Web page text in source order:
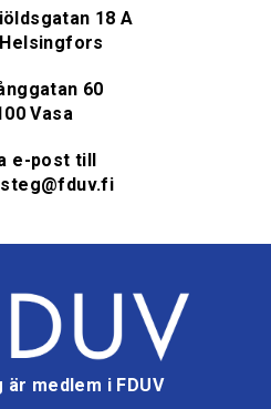
18 A
60
Vasa
e-post till
medlem i FDUV